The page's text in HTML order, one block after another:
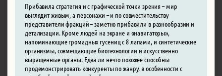
Прибавила стратегия и с графической точки зрения – мир
выглядит живым, а персонажи – и по совместительству
представители фракций – заметно прибавили в разнообразии и
детализации. Кроме людей на экране и «навигаторы»,
напоминающие громадных гусениц с 8 лапами, и синтетические
организмы, совмещающие биотехнологии и искусственно
выращенные органы. Едва ли нечто похожее способны
продемонстрировать конкуренты по жанру, в особенности с